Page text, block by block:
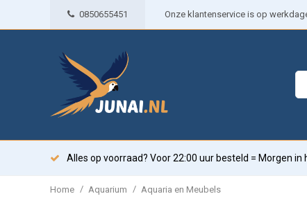
0850655451 Onze klantenservice is op
Alles op voorraad? Voor 22:00 uur besteld = Morgen in
Home / Aquarium / Aquaria en Meubels